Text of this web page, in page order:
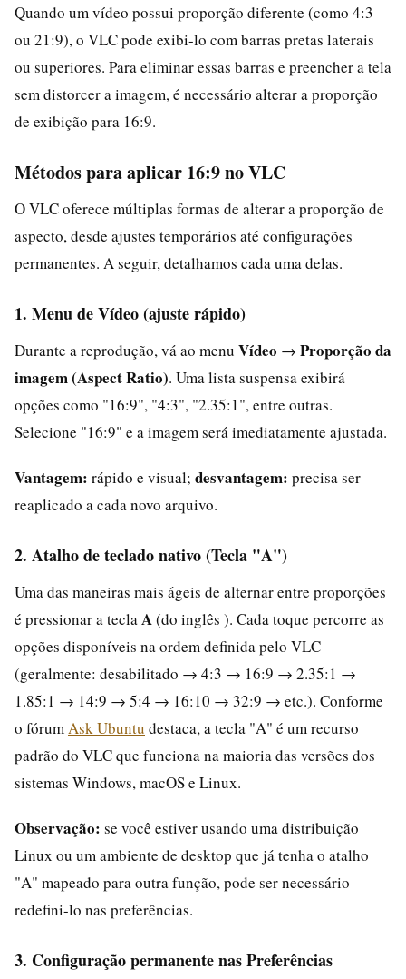
Quando um vídeo possui proporção diferente (como 4:3
ou 21:9), o VLC pode exibi-lo com barras pretas laterais
ou superiores. Para eliminar essas barras e preencher a tela
sem distorcer a imagem, é necessário alterar a proporção
de exibição para 16:9.
Métodos para aplicar 16:9 no VLC
O VLC oferece múltiplas formas de alterar a proporção de
aspecto, desde ajustes temporários até configurações
permanentes. A seguir, detalhamos cada uma delas.
1. Menu de Vídeo (ajuste rápido)
Durante a reprodução, vá ao menu Vídeo → Proporção da
imagem (Aspect Ratio). Uma lista suspensa exibirá
opções como "16:9", "4:3", "2.35:1", entre outras.
Selecione "16:9" e a imagem será imediatamente ajustada.
Vantagem: rápido e visual; desvantagem: precisa ser
reaplicado a cada novo arquivo.
2. Atalho de teclado nativo (Tecla "A")
Uma das maneiras mais ágeis de alternar entre proporções
é pressionar a tecla A(do inglês ). Cada toque percorre as
opções disponíveis na ordem definida pelo VLC
(geralmente: desabilitado → 4:3 → 16:9 → 2.35:1 →
1.85:1 → 14:9 → 5:4 → 16:10 → 32:9 → etc.). Conforme
o fórum Ask Ubuntu destaca, a tecla "A" é um recurso
padrão do VLC que funciona na maioria das versões dos
sistemas Windows, macOS e Linux.
Observação: se você estiver usando uma distribuição
Linux ou um ambiente de desktop que já tenha o atalho
"A" mapeado para outra função, pode ser necessário
redefini-lo nas preferências.
3. Configuração permanente nas Preferências